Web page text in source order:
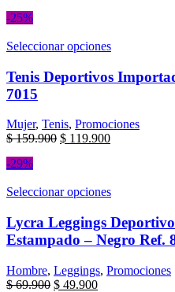
-25%
Seleccionar opciones
Tenis Deportivos
7015
Mujer, Tenis, Promociones
$159.900 $ 119.900
-29%
Seleccionar opciones
Lycra Leggings
Estampado – Negro Ref.
Hombre, Leggings, Promociones
$69.900 $ 49.900